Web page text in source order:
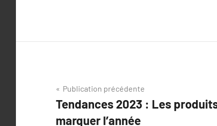
Navigation
de
Publication précédente
Tendances 2023 : Les
marquer l’année